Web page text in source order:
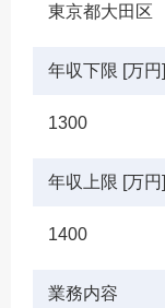
東京都大田区
年収下限 [万円]
1300
年収上限 [万円]
1400
業務内容